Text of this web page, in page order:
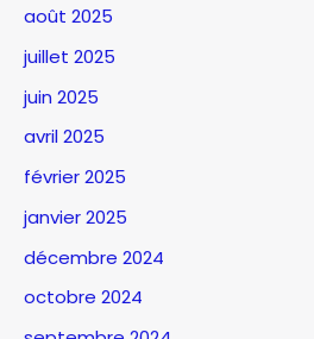
août 2025
juillet 2025
juin 2025
avril 2025
février 2025
janvier 2025
décembre 2024
octobre 2024